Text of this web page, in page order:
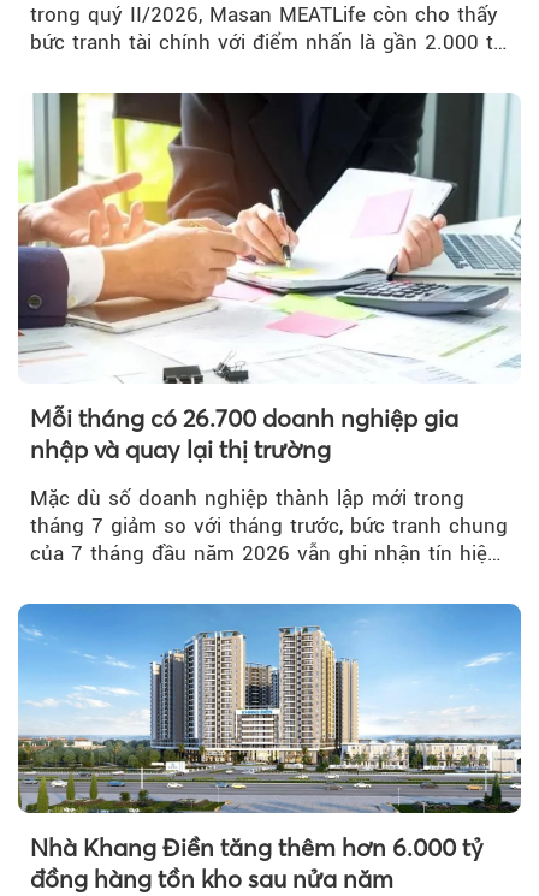
trong quý II/2026, Masan MEATLife còn cho thấy
bức tranh tài chính với điểm nhấn là gần 2.000 tỷ
Mỗi tháng có 26.700 doanh nghiệp gia
nhập và quay lại thị trường
Mặc dù số doanh nghiệp thành lập mới trong
tháng 7 giảm so với tháng trước, bức tranh chung
của 7 tháng đầu năm 2026 vẫn ghi nhận tín hiệu
Nhà Khang Điền tăng thêm hơn 6.000 tỷ
đồng hàng tồn kho sau nửa năm